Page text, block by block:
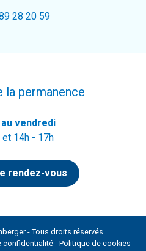
28 20 59
la permanence
au vendredi
et 14h - 17h
rendez-vous
- Tous droits réservés
confidentialité- Politique de cookies -